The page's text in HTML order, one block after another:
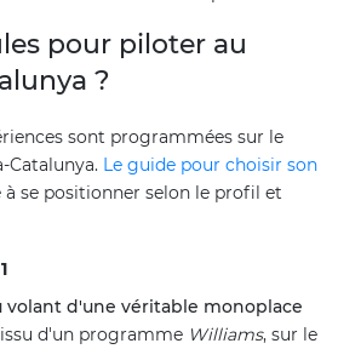
pour piloter au
?
sont programmées sur le
Catalunya. Le guide pour choisir son
à se positionner selon le profil et
volant d'une véritable monoplace
issu d'un programme Williams, sur le